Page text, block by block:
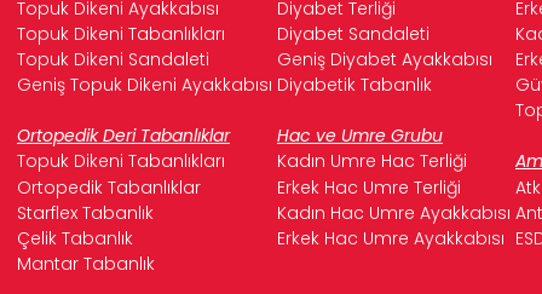
Topuk Dikeni Ayakkabısı
Diyabet Terliği
Topuk Dikeni Tabanlıkları
Diyabet Sandaleti
Topuk Dikeni Sandaleti
Geniş Diyabet Ayakkabısı
Geniş Topuk Dikeni Ayakkabısı Diyabetik Tabanlık
Ortopedik Deri Tabanlıklar
Hac ve Umre Grubu
Topuk Dikeni Tabanlıkları
Kadın Umre Hac Terliği
Ortopedik Tabanlıklar
Erkek Hac Umre Terliği
Starflex Tabanlık
Kadın Hac Umre Ayakkabısı
Çelik Tabanlık
Erkek Hac Umre Ayakkabısı
Mantar Tabanlık